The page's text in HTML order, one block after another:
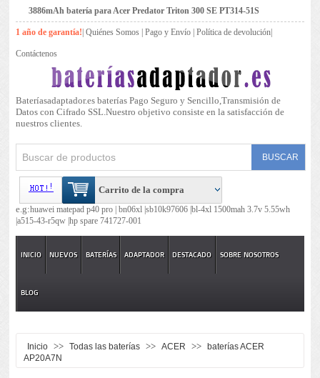
3886mAh batería para Acer Predator Triton 300 SE PT314-51S
1 año de garantía! |Quiénes Somos |Pago y Envío |Política de devolución
Contáctenos
Bateríasadaptador.es baterías Pago Seguro y Sencillo,Transmisión de
Datos con Cifrado SSL.Nuestro objetivo consiste en la satisfacción de
nuestros clientes.
Carrito de la compra
e.g:huawei matepad p40 pro |bn06xl |sb10k97606 |bl-4xl 1500mah 3.7v 5.55wh
|a515-43-r5qw |hp spare 741727-001
INICIO NUEVOS BATERÍAS ADAPTADOR DESTACADO SOBRE NOSOTROS
BLOG
Inicio >> Todas las baterías >> ACER >>
baterías ACER
AP20A7N